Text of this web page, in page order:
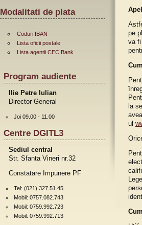
Modalitati de plata
Coduri IBAN
Lista oficii postale
Lista agentii CEC Bank
Program audiente
Ilie Petre Iulian
Director General
Joi 09.00 - 11.00
Centre DGITL3
Sediul central
Str. Sfanta Vineri nr.32
Constatare Impunere PF
Tel: (021) 327.51.45
Mobil: 0757.082.743
Mobil: 0759.992.723
Mobil: 0759.992.713
pe
va fi
la
ul